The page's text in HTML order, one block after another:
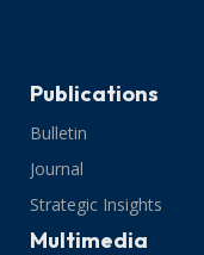
Publications
Bulletin
Journal
Strategic Insights
Multimedia